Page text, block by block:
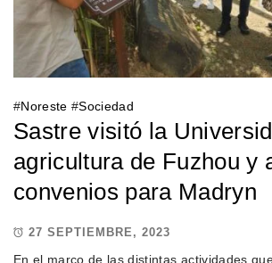
#Noreste #Sociedad
Sastre visitó la
agricultura de Fuzhou y
convenios para Madryn
27 SEPTIEMBRE, 2023
En el marco de las distintas actividades